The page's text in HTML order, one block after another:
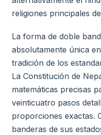
religiones principales
La forma de doble
absolutamente única
tradición de los
La Constitución de
matemáticas precisas
veinticuatro pasos
proporciones exactas.
banderas de sus